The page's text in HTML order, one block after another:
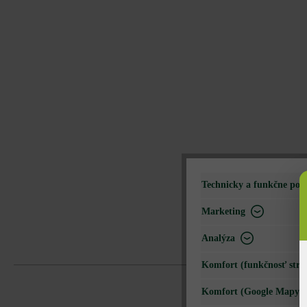
Technicky a funkčne
Marketing
Analýza
Komfort (funkčnosť
Komfort (Google Mapy)